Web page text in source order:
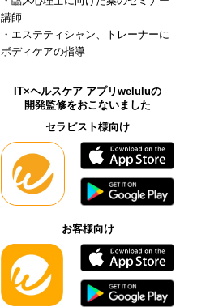
講師
・エステティシャン、トレーナーに
ボディケアの指導
IT×ヘルスケア アプリweluluの
開発監修をおこないました
セラピスト様向け
お客様向け